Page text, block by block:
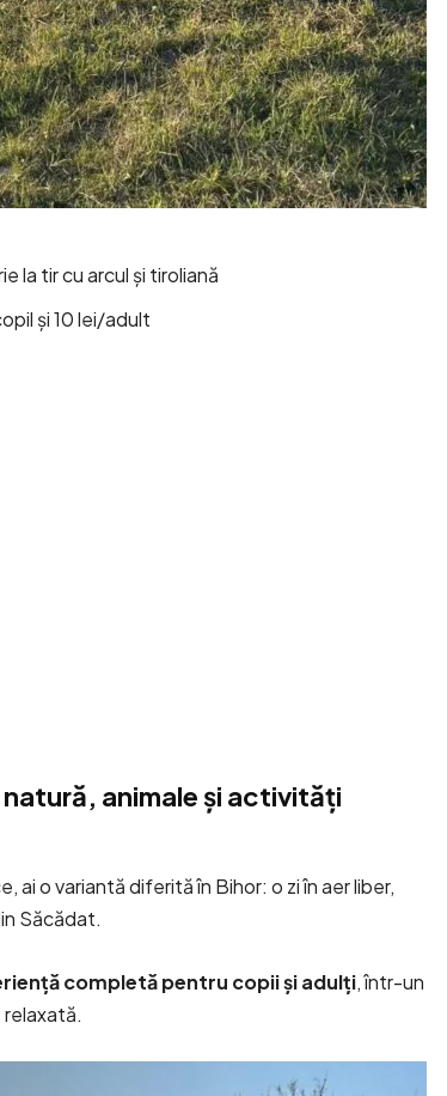
la tir cu arcul și tiroliană
și 10 lei/adult
animale și activități
ai o variantă diferită în Bihor: o zi în aer liber,
Săcădat.
completă pentru copii și adulți, într-un